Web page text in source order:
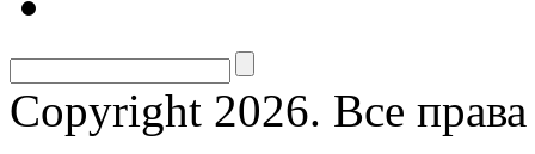
Copyright 2026. Все